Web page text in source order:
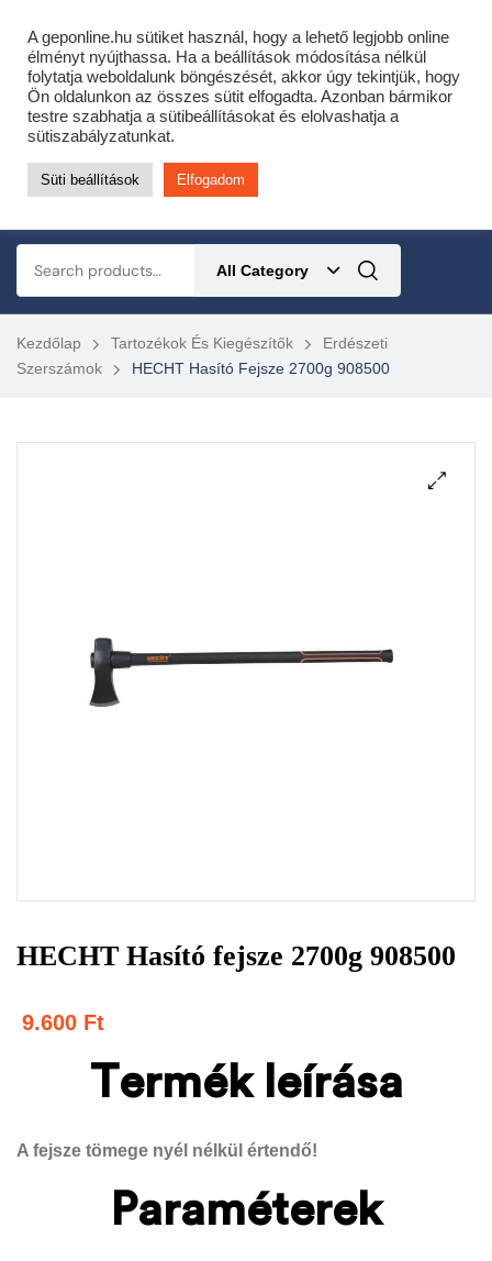
Cofidis expressz online áruhitel 0 % THM-el 10 hónapra!
Most minden akciós HQ láncfűrészhez ajándékba adunk egy fűrészláncot!
Részletek ide kattintva!
KERTÉSZETI – ERDÉSZETI – ÉPÍTŐIPARI GÉP WEBSHOP
All Category
Kezdőlap Tartozékok És Kiegészítők
Erdészeti
Szerszámok
HECHT Hasító Fejsze 2700g 908500
HECHT Hasító fejsze 2700g 908500
9.600 Ft
Termék leírása
A fejsze tömege nyél nélkül értendő!
Paraméterek
A geponline.hu sütiket használ, hogy a lehető legjobb online
élményt nyújthassa. Ha a beállítások módosítása nélkül
folytatja weboldalunk böngészését, akkor úgy tekintjük, hogy
Ön oldalunkon az összes sütit elfogadta. Azonban bármikor
testre szabhatja a sütibeállításokat és elolvashatja a
sütiszabályzatunkat.
Süti beállítások Elfogadom